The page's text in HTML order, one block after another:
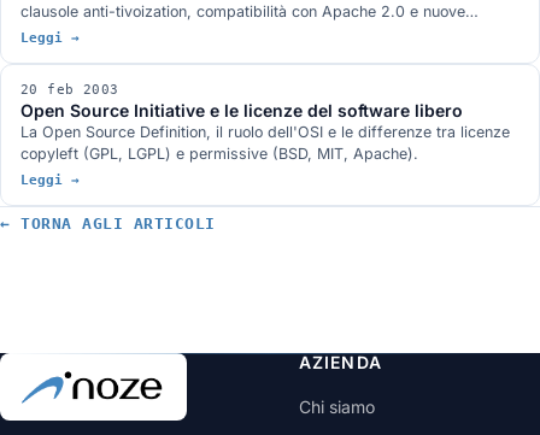
clausole anti-tivoization, compatibilità con Apache 2.0 e nuove
disposizioni sui brevetti.
Leggi →
20 feb 2003
Open Source Initiative e le licenze del software libero
La Open Source Definition, il ruolo dell'OSI e le differenze tra licenze
copyleft (GPL, LGPL) e permissive (BSD, MIT, Apache).
Leggi →
← TORNA AGLI ARTICOLI
AZIENDA
Chi siamo